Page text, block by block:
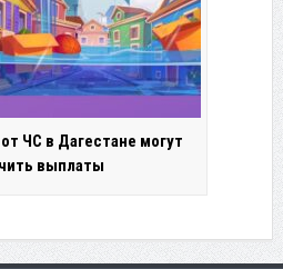
ЧС в Дагестане могут
выплаты